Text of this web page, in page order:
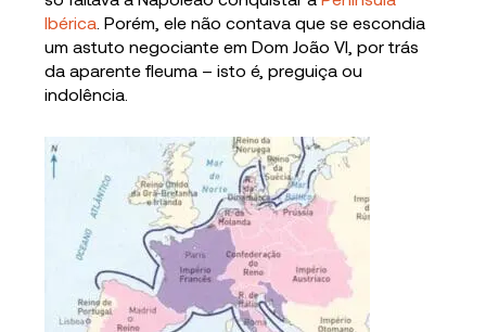
Ibérica . Porém, ele não contava que se escondia
um astuto negociante em Dom João VI, por trás
da aparente fleuma – isto é, preguiça ou
indolência.